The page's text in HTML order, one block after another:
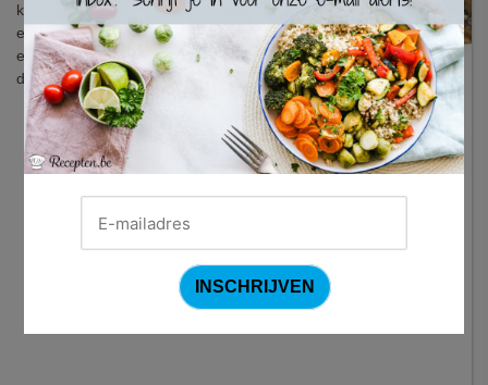
kazen. In dit mediterrane gerecht zorgt
een royale scheut Marsala voor een
eigenzinnig sausje dat heerlijk smaakt bij
de malse kipfilets.